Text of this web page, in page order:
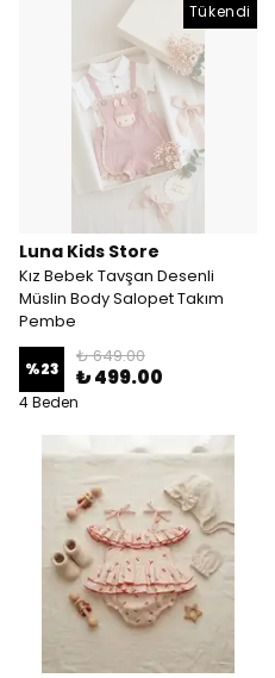
Tükendi
Luna Kids Store
Kız Bebek Tavşan Desenli
Müslin Body Salopet Takım
Pembe
%23
₺ 649.00
₺ 499.00
4 Beden